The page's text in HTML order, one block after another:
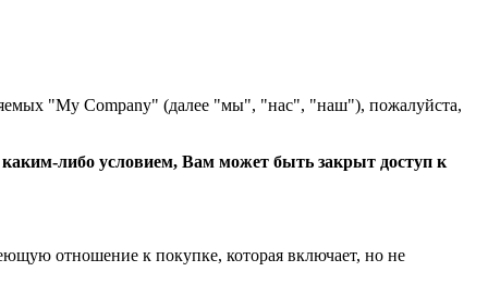
"My Company" (далее "мы", "нас", "наш"), пожалуйста,
либо условием, Вам может быть закрыт доступ к
отношение к покупке, которая включает, но не